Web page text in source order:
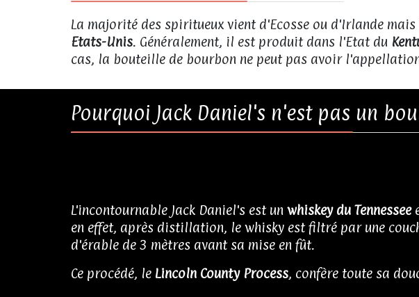
La majorité des spiritueux vient d'Ecosse ou d'Irlande mais
Etats-Unis. Généralement, il est produit dans l'Etat du
cas, la bouteille de bourbon ne peut pas avoir
Pourquoi Jack Daniel's n'est pas un
L'incontournable Jack Daniel's est un whiskey du Tennessee
en effet, après distillation, le whisky est filtré par une
d'érable de 3 mètres avant sa mise en fût.
Ce procédé, le Lincoln County Process, confère toute sa